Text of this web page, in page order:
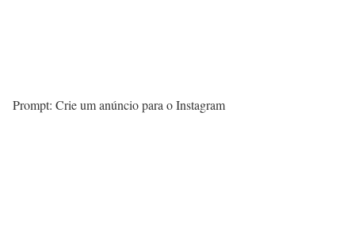
Prompt: Crie um anúncio para o Instagram